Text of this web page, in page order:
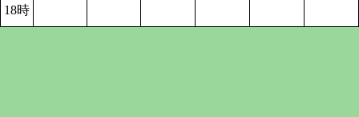
18時